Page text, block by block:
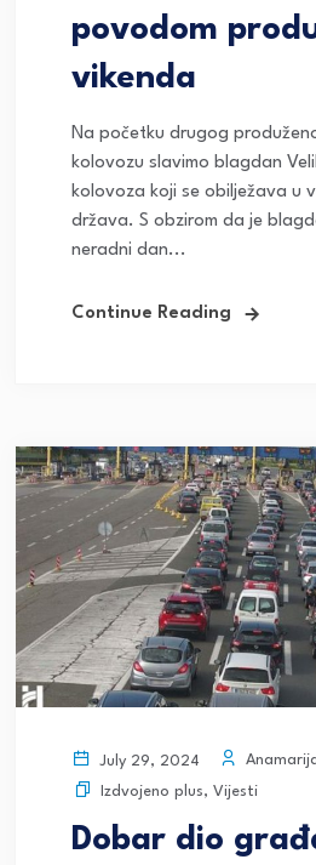
povodom
vikenda
Na početku drugog
kolovozu slavimo blagdan
kolovoza koji se obilježava u
država. S obzirom da je
neradni dan...
Continue Reading
July 29, 2024
Izdvojeno plus, Vijesti
Dobar dio